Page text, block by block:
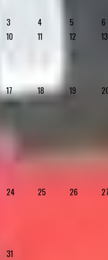
3
4 5 6
10
11 12 13
17 18 19
24 25 26 27
31